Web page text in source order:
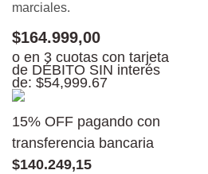
marciales.
$164.999,00
o en 3 cuotas con tarjeta
de DÉBITO SIN interés
de: $54,999.67
15% OFF pagando con
transferencia bancaria
$140.249,15